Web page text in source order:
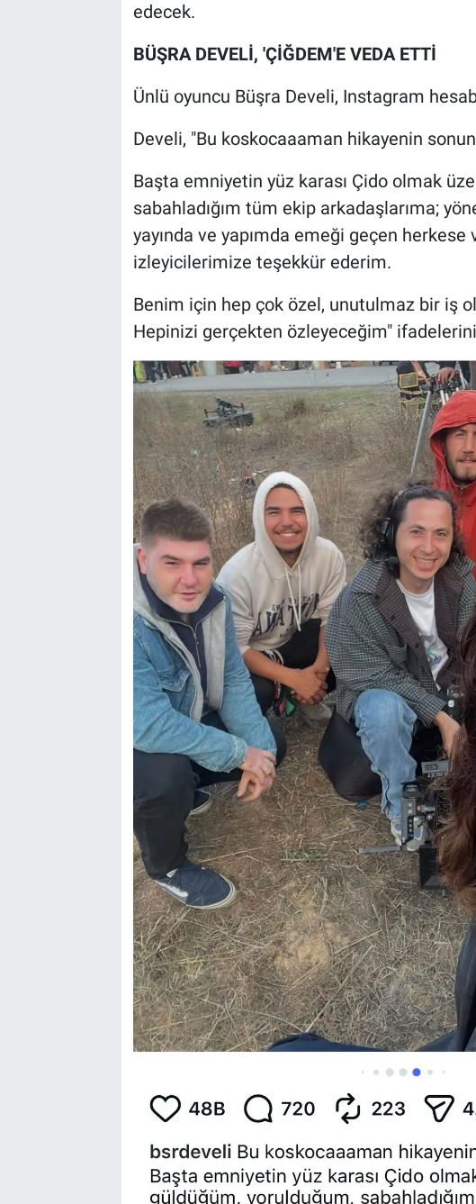
edecek.
BÜŞRA DEVELİ, 'ÇİĞDEM'E VEDA ETTİ
Ünlü oyuncu Büşra Develi, Instagram
Develi, "Bu koskocaaaman hikayenin
Başta emniyetin yüz karası Çido olmak
sabahladığım tüm ekip arkadaşlarıma;
yayında ve yapımda emeği geçen herkese
izleyicilerimize teşekkür ederim.
Benim için hep çok özel, unutulmaz bir iş
Hepinizi gerçekten özleyeceğim"